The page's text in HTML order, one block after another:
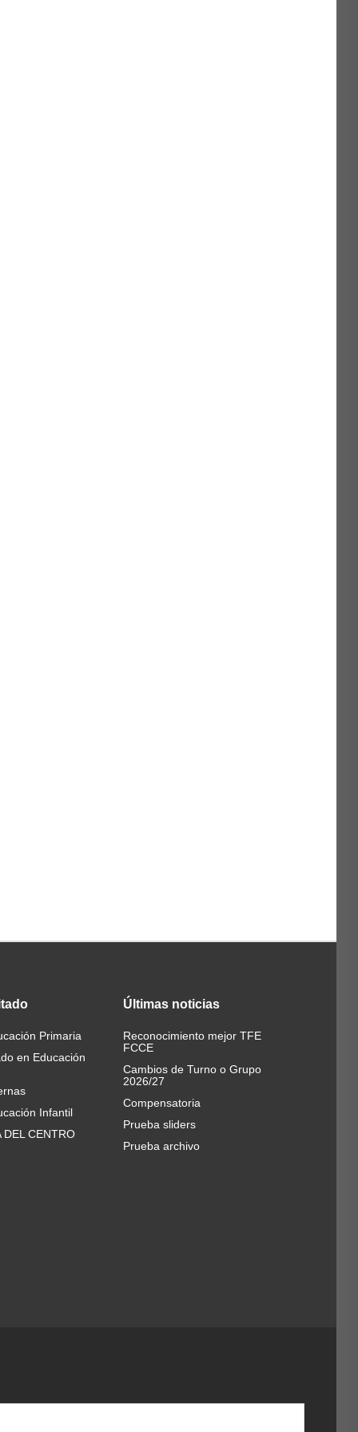
Primaria
en Educación
Infantil
DEL CENTRO
Últimas noticias
Reconocimiento mejor TFE
FCCE
Cambios de Turno o Grupo
2026/27
Compensatoria
Prueba sliders
Prueba archivo